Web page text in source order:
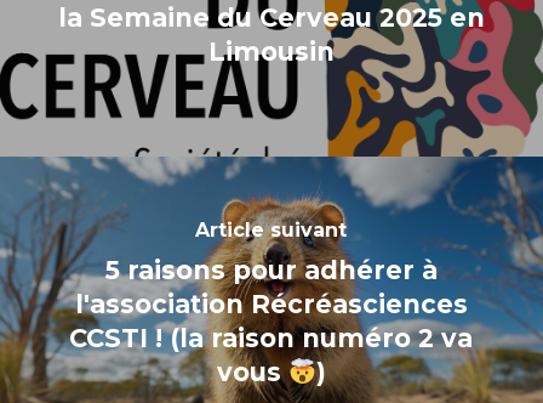
la Semaine du Cerveau 2025 en
Limousin
Article suivant
5 raisons pour adhérer à
l'association Récréasciences
CCSTI ! (la raison numéro 2 va
vous
)